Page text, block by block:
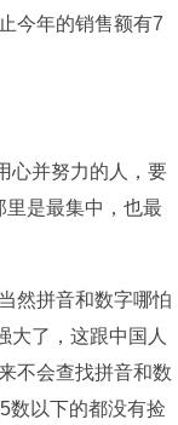
今年的销售额有7
心并努力的人，要
是最集中，也最
然拼音和数字哪怕
大了，这跟中国人
不会查找拼音和数
数以下的都没有捡